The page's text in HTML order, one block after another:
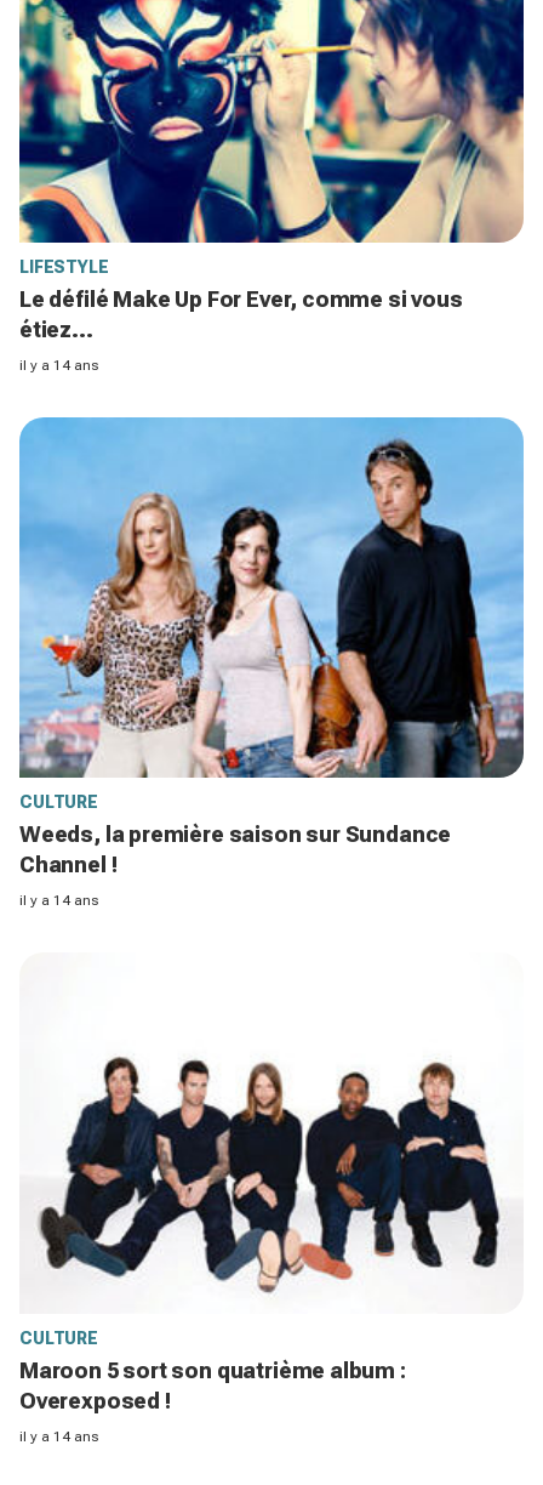
LIFESTYLE
Le défilé Make Up For Ever, comme si vous
étiez...
il y a 14 ans
CULTURE
Weeds, la première saison sur Sundance
Channel !
il y a 14 ans
CULTURE
Maroon 5 sort son quatrième album :
Overexposed !
il y a 14 ans